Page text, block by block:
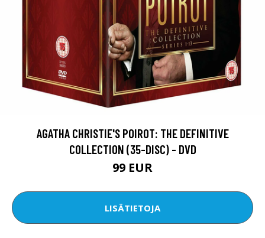
AGATHA CHRISTIE'S POIROT: THE DEFINITIVE
COLLECTION (35-DISC) - DVD
99 EUR
LISÄTIETOJA